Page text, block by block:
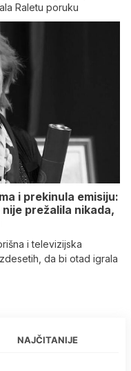
Raletu poruku
i prekinula emisiju:
prežalila nikada,
i televizijska
da bi otad igrala
NAJČITANIJE